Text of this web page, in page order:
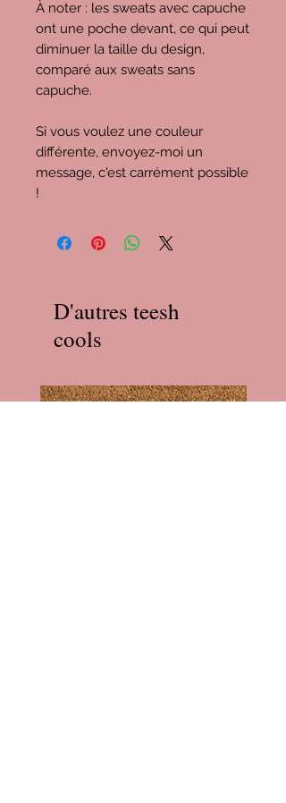
À noter : les sweats avec capuche
ont une poche devant, ce qui peut
diminuer la taille du design,
comparé aux sweats sans
capuche.
Si vous voulez une couleur
différente, envoyez-moi un
message, c'est carrément possible
!
D'autres teesh
cools